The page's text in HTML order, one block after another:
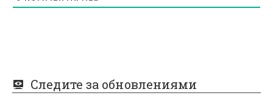
Следите за обновлениями